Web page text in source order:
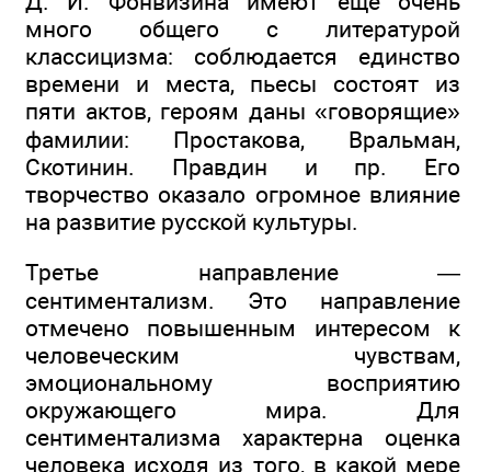
много общего с литературой
классицизма: соблюдается единство
времени и места, пьесы состоят из
пяти актов, героям даны «говорящие»
фамилии: Простакова, Вральман,
Скотинин. Правдин и пр. Его
творчество оказало огромное влияние
на развитие русской культуры.
Третье направление —
сентиментализм. Это направление
отмечено повышенным интересом к
человеческим чувствам,
эмоциональному восприятию
окружающего мира. Для
сентиментализма характерна оценка
человека исходя из того, в какой мере